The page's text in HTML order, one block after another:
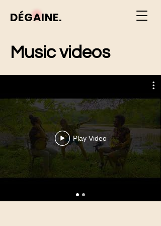
DÉGAINE.
Music videos
Play Video